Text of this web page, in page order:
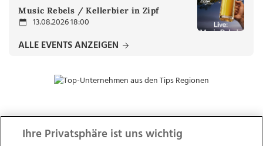
Music Rebels / Kellerbier in Zipf
13.08.2026 18:00
ALLE EVENTS ANZEIGEN
ZUR NACHRICHTENÜBERSICHT
Ihre Privatsphäre ist uns wichtig